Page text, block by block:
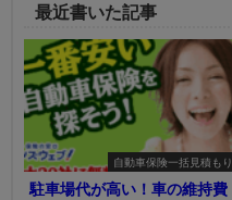
最近書いた記事
自動車保険一括見積もり
駐車場代が高い！車の維持費